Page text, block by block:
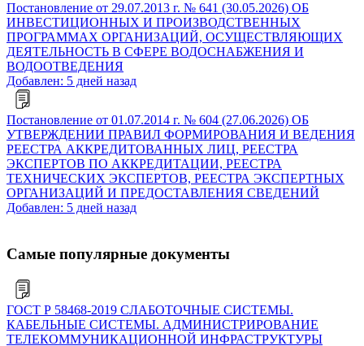
Постановление от 29.07.2013 г. № 641 (30.05.2026) ОБ
ИНВЕСТИЦИОННЫХ И ПРОИЗВОДСТВЕННЫХ
ПРОГРАММАХ ОРГАНИЗАЦИЙ, ОСУЩЕСТВЛЯЮЩИХ
ДЕЯТЕЛЬНОСТЬ В СФЕРЕ ВОДОСНАБЖЕНИЯ И
ВОДООТВЕДЕНИЯ
Добавлен: 5 дней назад
Постановление от 01.07.2014 г. № 604 (27.06.2026) ОБ
УТВЕРЖДЕНИИ ПРАВИЛ ФОРМИРОВАНИЯ И ВЕДЕНИЯ
РЕЕСТРА АККРЕДИТОВАННЫХ ЛИЦ, РЕЕСТРА
ЭКСПЕРТОВ ПО АККРЕДИТАЦИИ, РЕЕСТРА
ТЕХНИЧЕСКИХ ЭКСПЕРТОВ, РЕЕСТРА ЭКСПЕРТНЫХ
ОРГАНИЗАЦИЙ И ПРЕДОСТАВЛЕНИЯ СВЕДЕНИЙ
Добавлен: 5 дней назад
Самые популярные документы
ГОСТ Р 58468-2019 СЛАБОТОЧНЫЕ СИСТЕМЫ.
КАБЕЛЬНЫЕ СИСТЕМЫ. АДМИНИСТРИРОВАНИЕ
ТЕЛЕКОММУНИКАЦИОННОЙ ИНФРАСТРУКТУРЫ